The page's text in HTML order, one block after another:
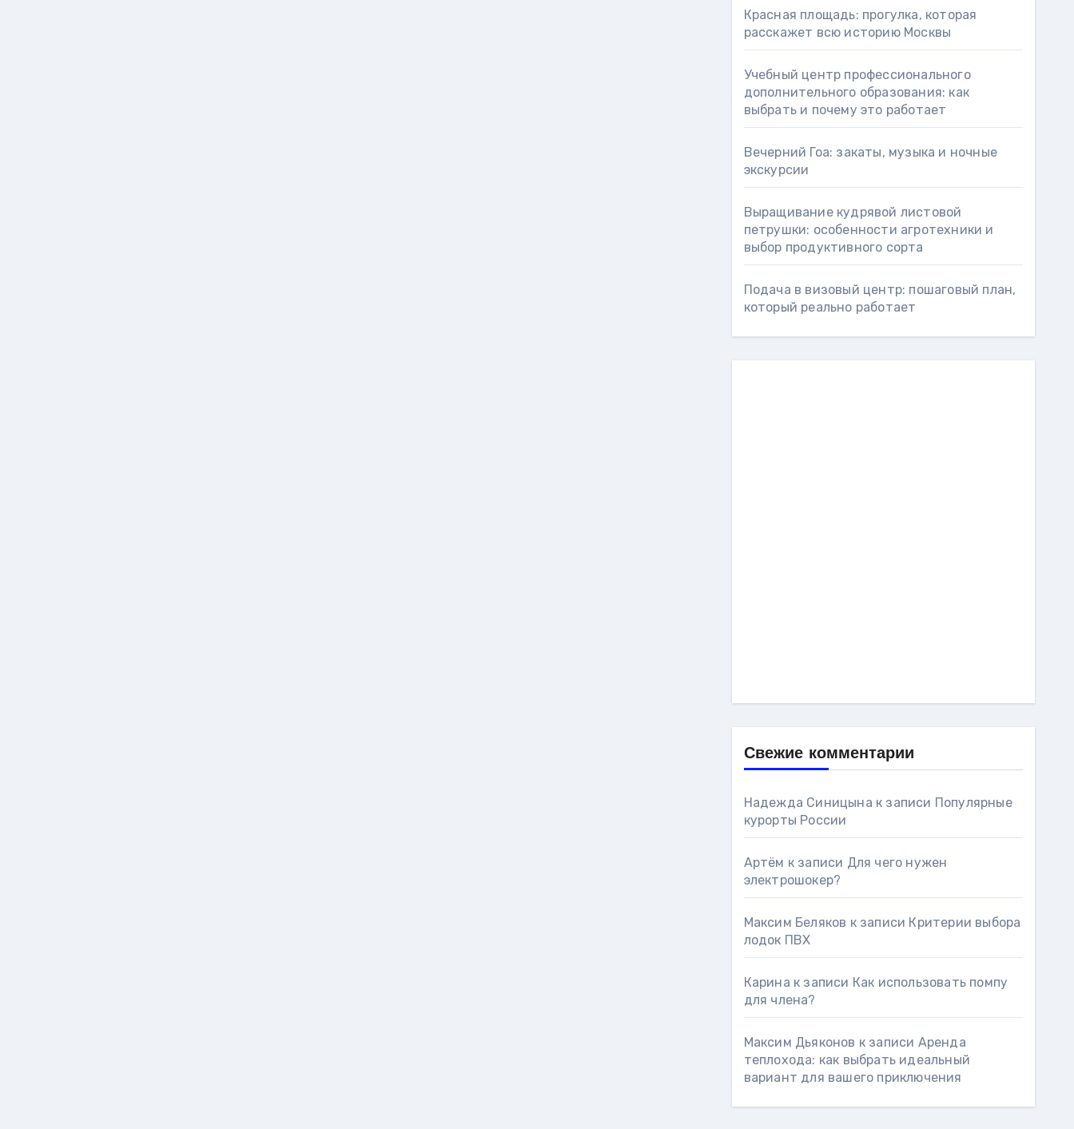
Красная площадь: прогулка, которая
расскажет всю историю Москвы
Учебный центр профессионального
дополнительного образования: как
выбрать и почему это работает
Вечерний Гоа: закаты, музыка и ночные
экскурсии
Выращивание кудрявой листовой
петрушки: особенности агротехники и
выбор продуктивного сорта
Подача в визовый центр: пошаговый план,
который реально работает
Свежие комментарии
Надежда Синицына к записи Популярные
курорты России
Артём к записи Для чего нужен
электрошокер?
Максим Беляков к записи Критерии выбора
лодок ПВХ
Карина к записи Как использовать помпу
для члена?
Максим Дьяконов к записи Аренда
теплохода: как выбрать идеальный
вариант для вашего приключения